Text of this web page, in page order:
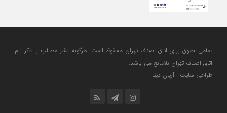
تعامل مالیاتی با اصناف برای رفع چالش‌های اجرایی
تمامی حقوق برای اتاق اصناف تهران محفوظ است. هرگونه نشر مطالب با ذكر نام
اتاق اصناف تهران بلامانع مي باشد.
طراحی سایت : آریان دیتا